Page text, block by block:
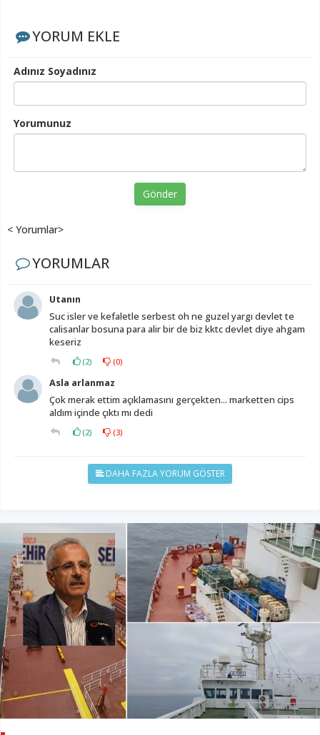
YORUM EKLE
Adınız Soyadınız
Yorumunuz
Gönder
< Yorumlar>
YORUMLAR
Utanın
Suc isler ve kefaletle serbest oh ne guzel yargı devlet te
calisanlar bosuna para alir bir de biz kktc devlet diye ahgam
keseriz
(2) (0)
Asla arlanmaz
Çok merak ettim açıklamasını gerçekten... marketten cips
aldım içinde çıktı mı dedi
(2) (3)
DAHA FAZLA YORUM GÖSTER